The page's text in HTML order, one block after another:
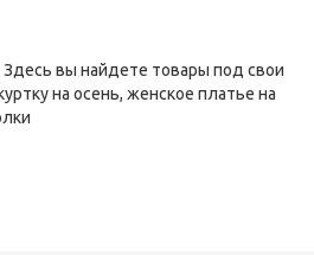
вы найдете товары под свои
на осень, женское платье на